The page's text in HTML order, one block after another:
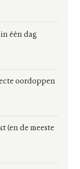
één dag
oordoppen
(en de meeste